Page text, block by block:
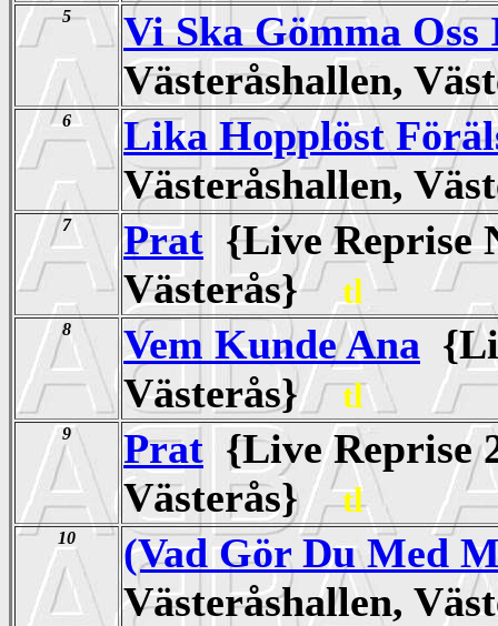
5
Vi Ska Gömma
Västeråshallen,
6
Lika Hopplöst
Västeråshallen,
7 Prat {Live Reprise
Västerås} tl
8 Vem Kunde Ana
Västerås}tl
9 Prat {Live Reprise
Västerås}tl
10
(Vad Gör Du Med
Västeråshallen,